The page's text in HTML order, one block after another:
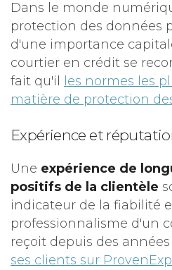
Dans le monde
protection des données
d'une importance
courtier en crédit se
fait qu'il
les normes les
matière de protection
Expérience et
Une expérience de
positifs de la clientèle
indicateur de la fiabilité
professionnalisme d'un
reçoit depuis des années
ses clients sur